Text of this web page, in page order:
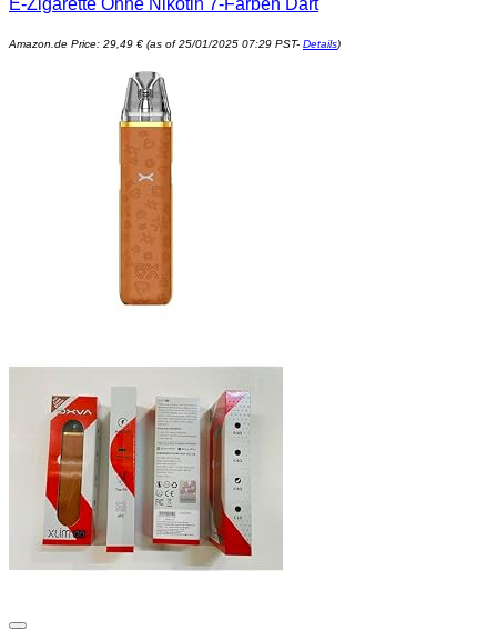
E-Zigarette Ohne Nikotin 7-Farben Dart
Amazon.de Price: 29,49 € (as of 25/01/2025 07:29 PST- Details)